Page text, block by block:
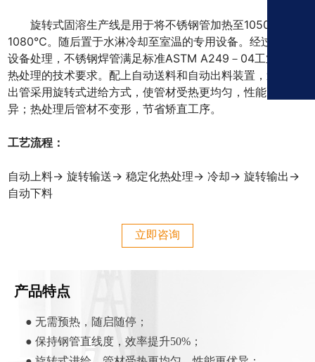
旋转式固溶生产线是用于将不锈钢管加热至1050-
1080℃。随后置于水淋冷却至室温的专用设备。经过我们的
设备处理，不锈钢焊管满足标准ASTM A249－04工业焊管
热处理的技术要求。配上自动送料和自动出料装置，送管和
出管采用旋转式进给方式，使管材受热更均匀，性能更优
异；热处理后管材不变形，节省矫直工序。
工艺流程：
自动上料→ 旋转输送→ 稳定化热处理→ 冷却→ 旋转输出→
自动下料
立即咨询
产品特点
● 无需预热，随启随停；
● 保持钢管直线度，效率提升50%；